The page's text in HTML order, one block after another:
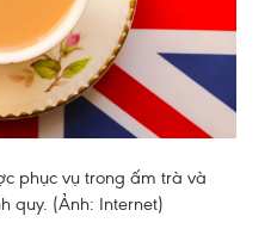
phục vụ trong ấm trà và
quy. (Ảnh: Internet)